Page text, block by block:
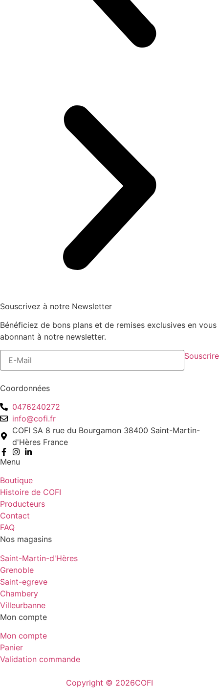
Souscrivez à notre Newsletter
Bénéficiez de bons plans et de remises exclusives en vous
abonnant à notre newsletter.
Souscrire
Coordonnées
0476240272
info@cofi.fr
COFI SA 8 rue du Bourgamon 38400 Saint-Martin-
d'Hères France
Menu
Boutique
Histoire de COFI
Producteurs
Contact
FAQ
Nos magasins
Saint-Martin-d'Hères
Grenoble
Saint-egreve
Chambery
Villeurbanne
Mon compte
Mon compte
Panier
Validation commande
Copyright © 2026COFI